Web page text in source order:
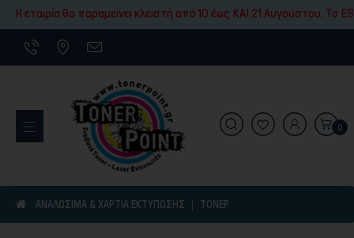
Η εταιρία θα παραμείνει κλειστή από 10 έως ΚΑΙ 21 Αυγούστου. To
Εκτυπωτικά Μηχανήματα
0
ΑΝΑΛΩΣΙΜΑ & ΧΑΡΤΙΑ ΕΚΤΥΠΩΣΗΣ ΤΌΝΕΡ